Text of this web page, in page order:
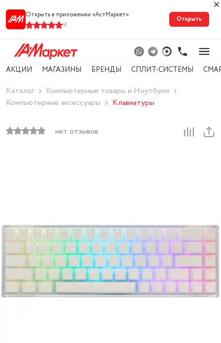
Открыть в приложении «АстМарке‪т‬»
41
Открыть
АКЦИИ МАГАЗИНЫ БРЕНДЫ СПЛИТ-СИСТЕМЫ
Каталог
Компьютерные товары и Ноутбуки
Компьютерные аксессуары
Клавиатуры
нет отзывов